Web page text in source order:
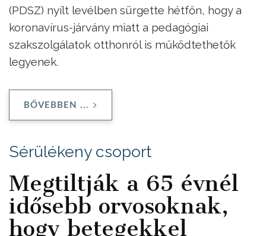
(PDSZ) nyílt levélben sürgette hétfőn, hogy a
koronavírus-járvány miatt a pedagógiai
szakszolgálatok otthonról is működtethetők
legyenek.
BŐVEBBEN ...
Sérülékeny csoport
Megtiltják a 65 évnél
idősebb orvosoknak,
hogy betegekkel